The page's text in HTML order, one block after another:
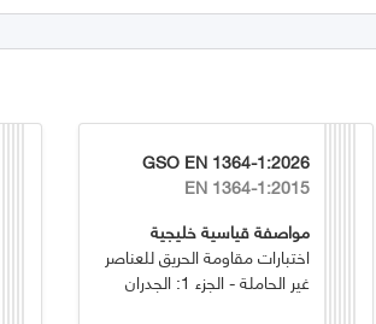
GSO EN 1364-1:2026
EN 1364-1:2015
مواصفة قياسية خليجية
اختبارات مقاومة الحريق للعناصر
غير الحاملة - الجزء 1: الجدران